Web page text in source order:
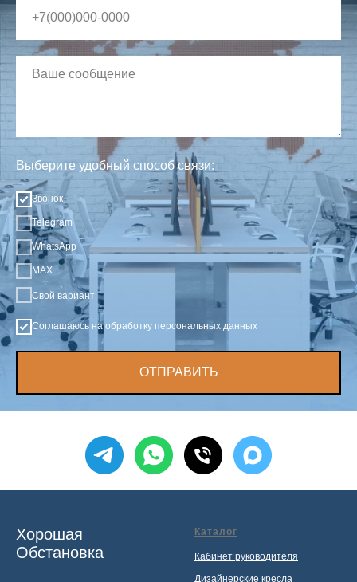
Выберите удобный способ связи:
Звонок
Telegram
WhatsApp
MAX
Свой вариант
Соглашаюсь на обработку персональных данных
ОТПРАВИТЬ
Хорошая
Обстановка
Каталог
Кабинет руководителя
Дизайнерские кресла